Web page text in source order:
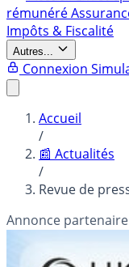
rémunéré
Impôts & Fiscalité
Autres...
Connexion
Accueil
/
📰 Actualités
/
Revue de
Annonce partenaire